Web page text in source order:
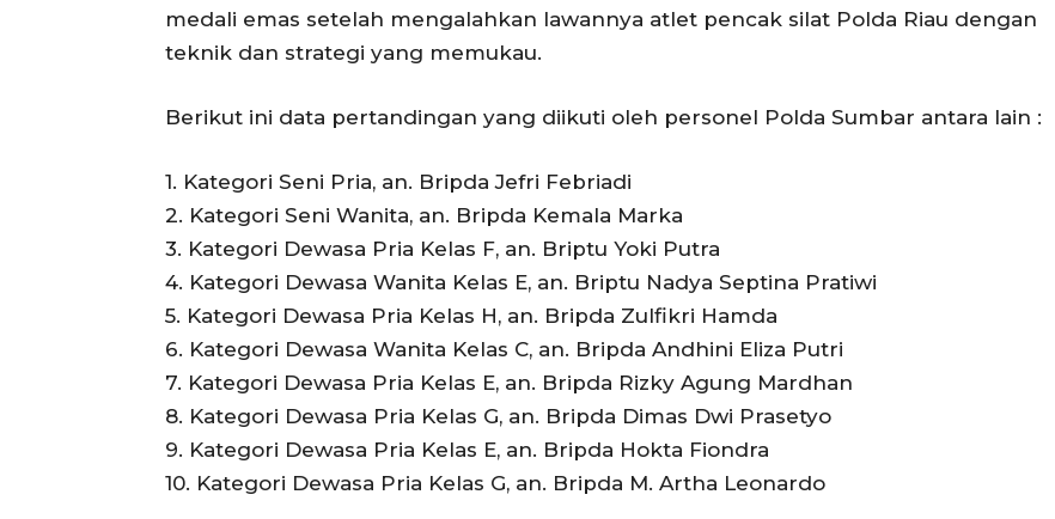
medali emas setelah mengalahkan lawannya atlet pencak silat Polda Riau dengan
teknik dan strategi yang memukau.
Berikut ini data pertandingan yang diikuti oleh personel Polda Sumbar antara lain :
1. Kategori Seni Pria, an. Bripda Jefri Febriadi
2. Kategori Seni Wanita, an. Bripda Kemala Marka
3. Kategori Dewasa Pria Kelas F, an. Briptu Yoki Putra
4. Kategori Dewasa Wanita Kelas E, an. Briptu Nadya Septina Pratiwi
5. Kategori Dewasa Pria Kelas H, an. Bripda Zulfikri Hamda
6. Kategori Dewasa Wanita Kelas C, an. Bripda Andhini Eliza Putri
7. Kategori Dewasa Pria Kelas E, an. Bripda Rizky Agung Mardhan
8. Kategori Dewasa Pria Kelas G, an. Bripda Dimas Dwi Prasetyo
9. Kategori Dewasa Pria Kelas E, an. Bripda Hokta Fiondra
10. Kategori Dewasa Pria Kelas G, an. Bripda M. Artha Leonardo